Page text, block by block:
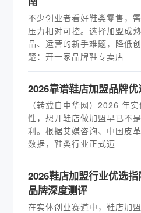
不少创业者看好鞋类零售，
压力相对可控。选择加盟成
品、运营的新手难题，降低
楚：开一家品牌鞋专卖店
2026靠谱鞋店加盟品牌
（转载自中华网）2026 年
性，想开鞋店做加盟早已不
利。根据艾媒咨询、中国皮
数据，鞋类行业正式迈
2026鞋店加盟行业优选
品牌深度测评
在实体创业赛道中，鞋店加